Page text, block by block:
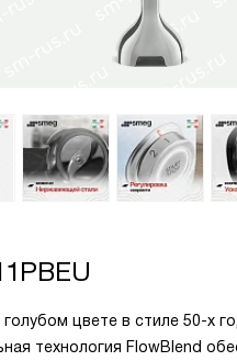
цвете в стиле 50-х
технология FlowBlend